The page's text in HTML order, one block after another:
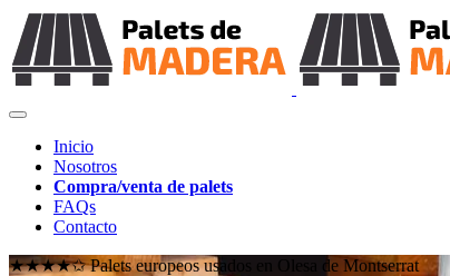
Inicio
Nosotros
Compra/venta de palets
FAQs
Contacto
★★★★✩ Palets europeos usados en Olesa de Montserrat